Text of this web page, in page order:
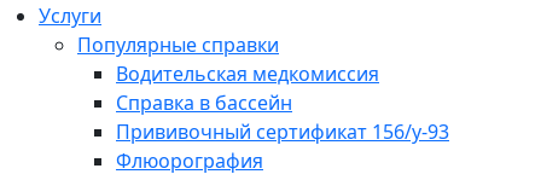
Услуги
Популярные справки
Водительская медкомиссия
Справка в бассейн
Прививочный сертификат 156/у-93
Флюорография